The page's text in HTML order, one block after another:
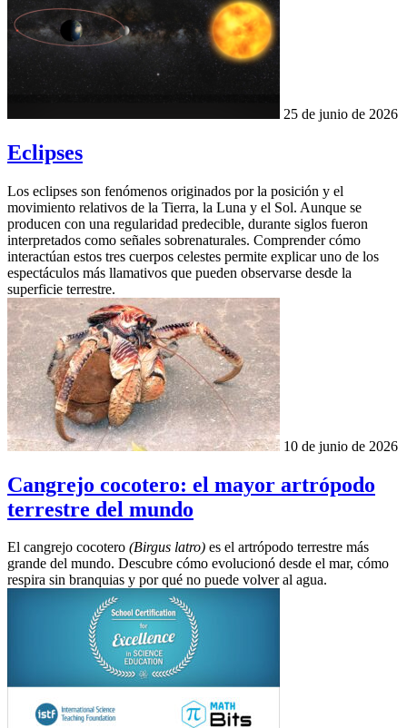
25 de junio de 2026
Eclipses
Los eclipses son fenómenos originados por la posición y el
movimiento relativos de la Tierra, la Luna y el Sol. Aunque se
producen con una regularidad predecible, durante siglos fueron
interpretados como señales sobrenaturales. Comprender cómo
interactúan estos tres cuerpos celestes permite explicar uno de los
espectáculos más llamativos que pueden observarse desde la
superficie terrestre.
10 de junio de 2026
Cangrejo cocotero: el mayor artrópodo
terrestre del mundo
El cangrejo cocotero (Birgus latro) es el artrópodo terrestre más
grande del mundo. Descubre cómo evolucionó desde el mar, cómo
respira sin branquias y por qué no puede volver al agua.